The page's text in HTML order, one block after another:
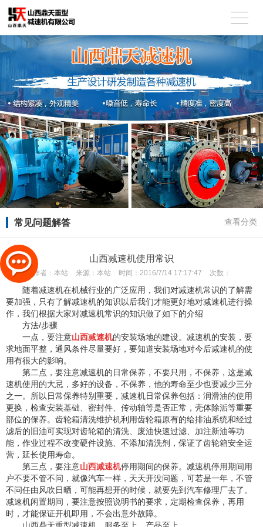
常见问题解答 查看分类
山西减速机使用常识
作者： 本站 来源： 本站 时间： 2016/7/14 17:17:47 次数：
随着减速机在机械行业的广泛应用，我们对减速机常识的了解需
要加强，只有了解减速机的知识以后我们才能更好地对减速机进行操
作，我们根据大家对减速机常识的知识做了如下的介绍
方法/步骤
一点，要注意山西减速机的安装场地的建设。减速机的安装，要
求地面平整，通风条件尽量要好，要知道安装场地对今后减速机的使
用有很大的影响。
第二点，要注意减速机的日常保养，不要只用，不保养，这是减
速机使用的大忌，多好的设备，不保养，他的寿命至少也要减少三分
之一。所以日常保养特别重要，减速机日常保养包括：润滑油的使用
更换，检查安装基础、密封件、传动轴等是否正常，壳体除洉等重要
部位的保养。齿轮箱清洗维护机利用齿轮箱原有的给排油系统和经过
滤后的旧油可实现对齿轮箱的清洗、废油快速过滤、加注新油等功
能，作业过程不改变硬件设施、不添加清洗剂，保证了齿轮箱安全运
营，延长使用寿命。
第三点，要注意山西减速机停用期间的保养。减速机停用期间用
户不要不管不问，就像汽车一样，天天开没问题，可若是一年，不管
不问任由风吹日晒，可能再想开的时候，就要先到汽车修理厂去了。
减速机闲置期间，要注意按照说明书的要求，定期检查保养，再用
时，才能保证开机即用，不会出意外故障。
山西鼎天重型减速机，服务至上、产品至上。